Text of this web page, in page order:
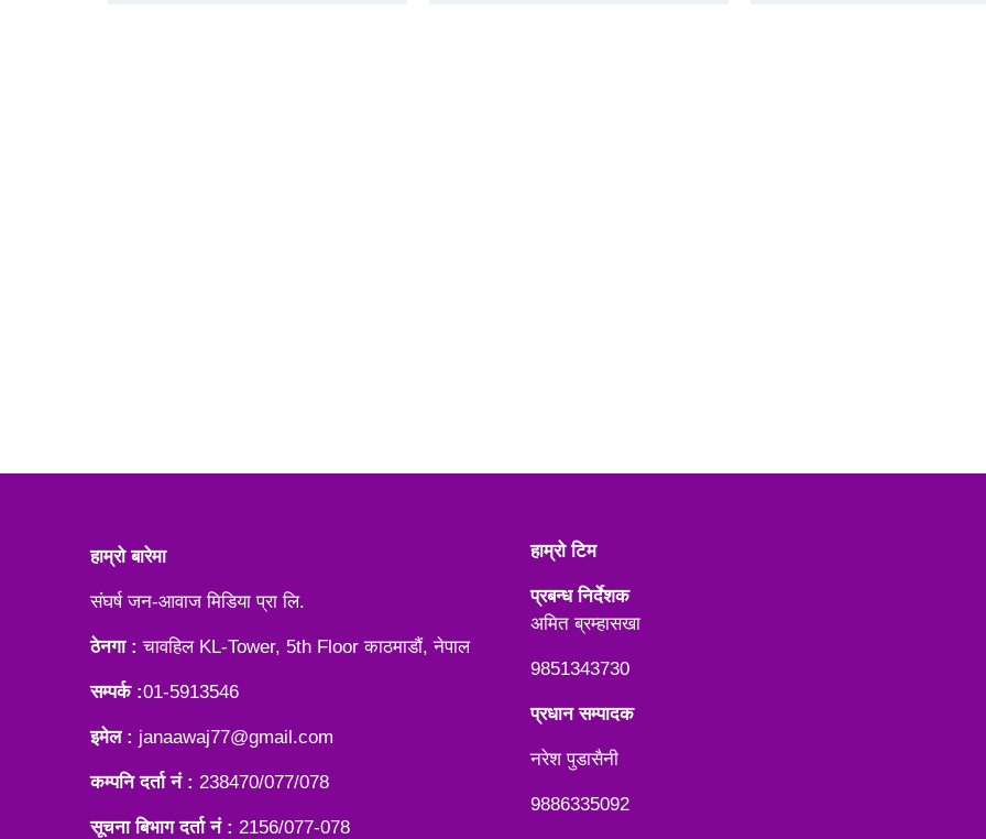
हाम्रो बारेमा
संघर्ष जन-आवाज मिडिया प्रा लि.
ठेनगा : चावहिल KL-Tower, 5th Floor काठमाडौं, नेपाल
सम्पर्क :01-5913546
इमेल : janaawaj77@gmail.com
कम्पनि दर्ता नं : 238470/077/078
सूचना बिभाग दर्ता नं : 2156/077-078
हाम्रो टिम
प्रबन्ध निर्देशक
अमित ब्रम्हासखा
9851343730
प्रधान सम्पादक
नरेश पुडासैनी
9886335092